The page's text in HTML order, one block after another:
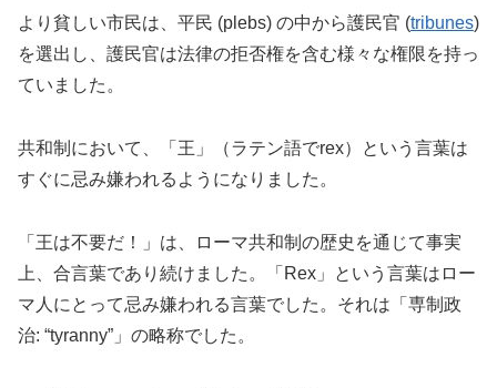
より貧しい市民は、平民 (plebs) の中から護民官 (tribunes)
を選出し、護民官は法律の拒否権を含む様々な権限を持っ
ていました。
共和制において、「王」（ラテン語でrex）という言葉は
すぐに忌み嫌われるようになりました。
「王は不要だ！」は、ローマ共和制の歴史を通じて事実
上、合言葉であり続けました。「Rex」という言葉はロー
マ人にとって忌み嫌われる言葉でした。それは「専制政
治: “tyranny”」の略称でした。